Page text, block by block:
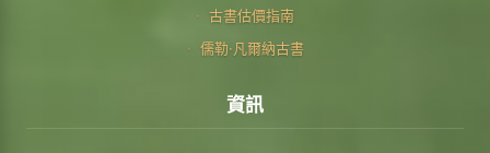
古書估價指南
儒勒·凡爾納古書
資訊